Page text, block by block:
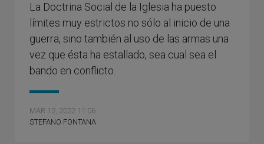
La Doctrina Social de la Iglesia ha puesto
límites muy estrictos no sólo al inicio de una
guerra, sino también al uso de las armas una
vez que ésta ha estallado, sea cual sea el
bando en conflicto.
MAR 12, 2022 11:06
STEFANO FONTANA